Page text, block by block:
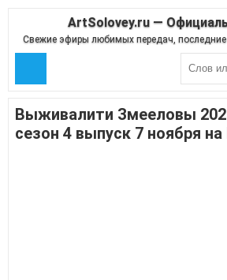
ArtSolovey.ru —
Свежие эфиры любимых передач,
Выживалити Змееловы
сезон 4 выпуск 7 ноября